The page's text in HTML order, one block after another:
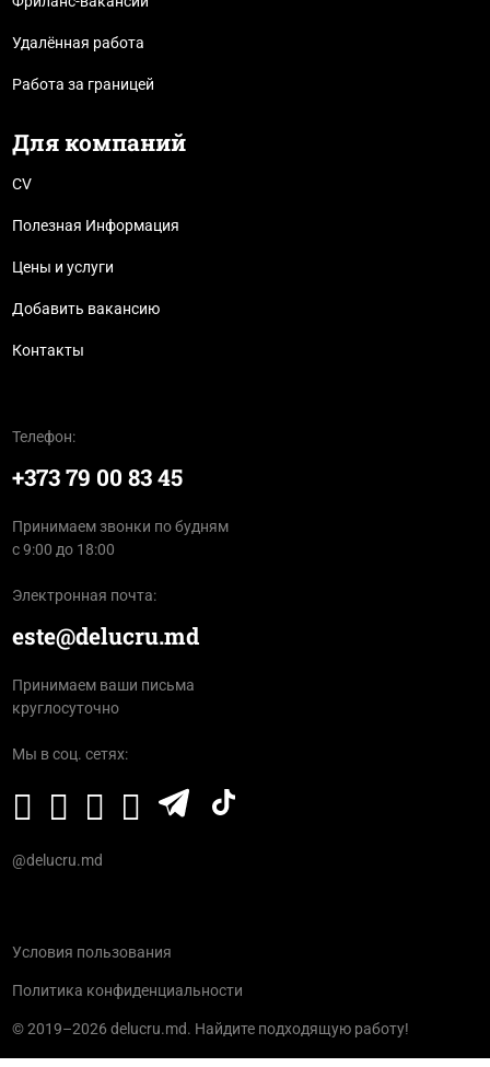
Удалённая работа
Работа за границей
Для компаний
CV
Полезная Информация
Цены и услуги
Добавить вакансию
Контакты
Телефон:
+373 79 00 83 45
Принимаем звонки по будням
с 9:00 до 18:00
Электронная почта:
este@delucru.md
Принимаем ваши письма
круглосуточно
Мы в соц. сетях:
@delucru.md
© 2019–2026 delucru.md. Найдите подходящую работу!
Условия пользования
Политика конфиденциальности